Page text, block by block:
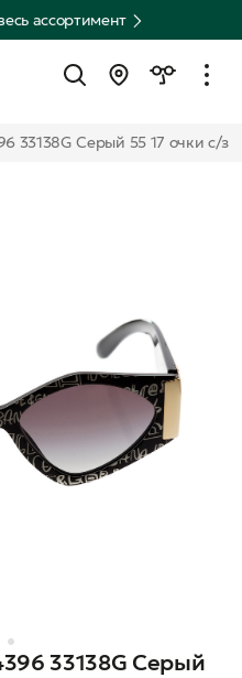
ассортимент
33138G Серый 55 17 очки с/з
33138G Серый